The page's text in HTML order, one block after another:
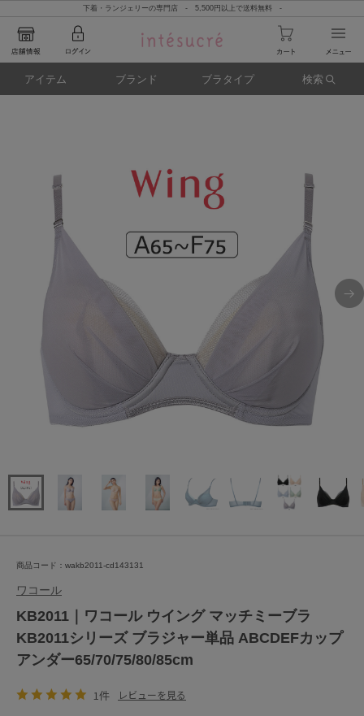
下着・ランジェリーの専門店 - 5,500円以上で送料無料 -
アイテム ブランド ブラタイプ 検索
商品コード：wakb2011-cd143131
ワコール
KB2011｜ワコール ウイング マッチミーブラ
KB2011シリーズ ブラジャー単品 ABCDEFカップ
アンダー65/70/75/80/85cm
1件 レビューを見る